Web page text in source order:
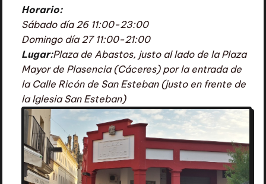
Horario:
Sábado día 26 11:00-23:00
Domingo día 27 11:00-21:00
Lugar:Plaza de Abastos, justo al lado de la Plaza
Mayor de Plasencia (Cáceres) por la entrada de
la Calle Ricón de San Esteban (justo en frente de
la Iglesia San Esteban)